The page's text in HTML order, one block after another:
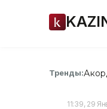
Тренды:
11:39, 29